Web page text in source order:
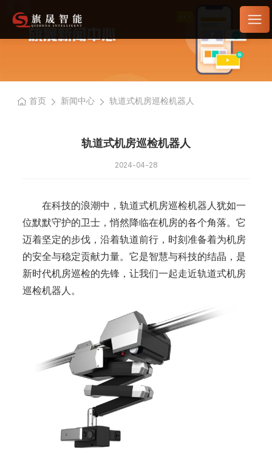
首页 新闻中心 轨道式机房巡检机器人
轨道式机房巡检机器人
2024-04-28
在科技的浪潮中，轨道式机房巡检机器人犹如一
位默默守护的卫士，悄然降临在机房的各个角落。它
迈着坚定的步伐，沿着轨道前行，时刻准备着为机房
的安全与稳定贡献力量。它是智慧与科技的结晶，是
新时代机房巡检的先锋，让我们一起走近轨道式机房
巡检机器人。